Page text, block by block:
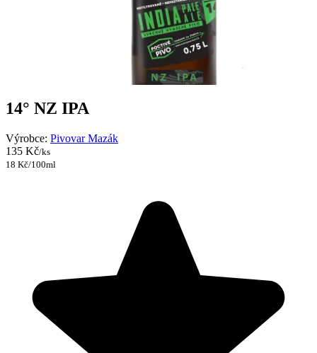
14° NZ IPA
Výrobce: Pivovar Mazák
135 Kč/ks
18 Kč/100ml